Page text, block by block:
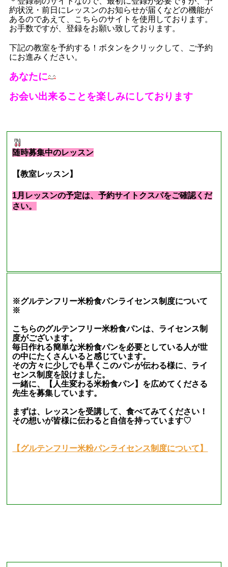
約状況・前日にレッスンのお知らせが届くなどの機能が
あるのであえて、こちらのサイトを使用しております。
お手数ですが、登録をお願い致しております。
下記の教室を予約する！ボタンをクリックして、ご予約
にお進みください。
あなたに
お会い出来ることを楽しみにしております
随時募集中のレッスン
【教室レッスン】
1月レッスンの予定は、予約サイトクスパをご確認くだ
さい。
※グルテンフリー米粉食パンライセンス制度について
※
こちらのグルテンフリー米粉食パンは、ライセンス制
度がございます。
毎日作れる簡単な米粉食パンを必要としている人が世
の中にたくさんいると感じています。
その方々に少しでも早くこのパンが伝わる様に、ライ
センス制度を設けました。
一緒に、【人生変わる米粉食パン】を広めてくださる
先生を募集しています。
まずは、レッスンを受講して、食べてみてください！
その想いが皆様に伝わると自信を持っています♡
【グルテンフリー米粉パンライセンス制度について】